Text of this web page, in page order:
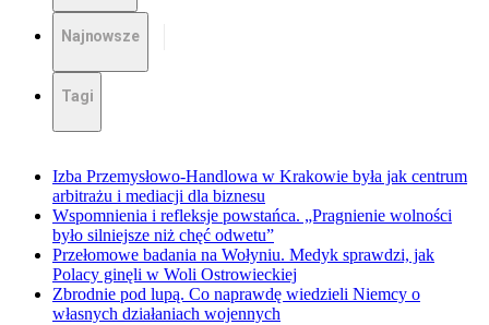
Najnowsze
Tagi
Izba Przemysłowo-Handlowa w Krakowie była jak centrum
arbitrażu i mediacji dla biznesu
Wspomnienia i refleksje powstańca. „Pragnienie wolności
było silniejsze niż chęć odwetu”
Przełomowe badania na Wołyniu. Medyk sprawdzi, jak
Polacy ginęli w Woli Ostrowieckiej
Zbrodnie pod lupą. Co naprawdę wiedzieli Niemcy o
własnych działaniach wojennych